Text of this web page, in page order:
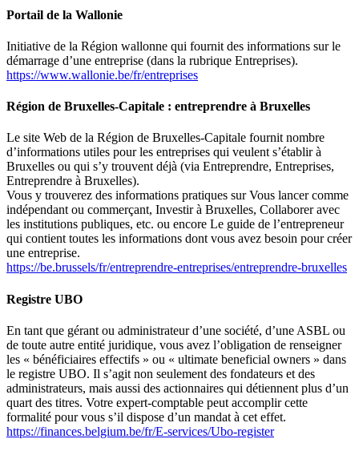
Portail de la Wallonie
Initiative de la Région wallonne qui fournit des informations sur le
démarrage d’une entreprise (dans la rubrique Entreprises).
https://www.wallonie.be/fr/entreprises
Région de Bruxelles-Capitale : entreprendre à Bruxelles
Le site Web de la Région de Bruxelles-Capitale fournit nombre
d’informations utiles pour les entreprises qui veulent s’établir à
Bruxelles ou qui s’y trouvent déjà (via Entreprendre, Entreprises,
Entreprendre à Bruxelles).
Vous y trouverez des informations pratiques surVous lancer comme
indépendant ou commerçant, Investir à Bruxelles, Collaborer avec
les institutions publiques, etc. ou encore Le guide de l’entrepreneur
qui contient toutes les informations dont vous avez besoin pour créer
une entreprise.
https://be.brussels/fr/entreprendre-entreprises/entreprendre-bruxelles
Registre UBO
En tant que gérant ou administrateur d’une société, d’une ASBL ou
de toute autre entité juridique, vous avez l’obligation de renseigner
les « bénéficiaires effectifs » ou « ultimate beneficial owners » dans
le registre UBO. Il s’agit non seulement des fondateurs et des
administrateurs, mais aussi des actionnaires qui détiennent plus d’un
quart des titres. Votre expert-comptable peut accomplir cette
formalité pour vous s’il dispose d’un mandat à cet effet.
https://finances.belgium.be/fr/E-services/Ubo-register